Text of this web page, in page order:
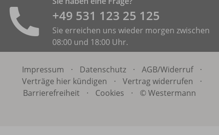
+49 531 ­123 25 125
Sie erreichen uns wieder morgen zwischen
08:00 und 18:00 Uhr.
Impressum · Datenschutz · AGB/Widerruf
·
Verträge hier kündigen
· Vertrag widerrufen
·
Barrierefreiheit
· Cookies · © Westermann